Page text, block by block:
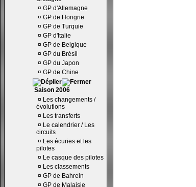
¤ GP d'Allemagne
¤ GP de Hongrie
¤ GP de Turquie
¤ GP d'Italie
¤ GP de Belgique
¤ GP du Brésil
¤ GP du Japon
¤ GP de Chine
Saison 2006
¤ Les changements /
évolutions
¤ Les transferts
¤ Le calendrier / Les
circuits
¤ Les écuries et les
pilotes
¤ Le casque des pilotes
¤ Les classements
¤ GP de Bahrein
¤ GP de Malaisie